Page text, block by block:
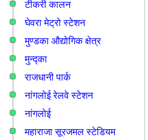
टीकरी कालन
घेवरा मेट्रो स्टेशन
मुण्डका औद्योगिक क्षेत्र
मुन्द्का
राजधानी पार्क
नांगलोई रेलवे स्टेशन
नांगलोई
महाराजा सूरजमल स्टेडियम